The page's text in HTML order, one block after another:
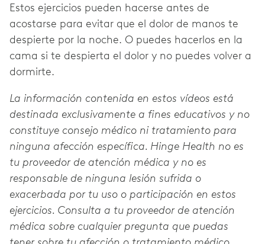
Estos ejercicios pueden hacerse antes de
acostarse para evitar que el dolor de manos te
despierte por la noche. O puedes hacerlos en la
cama si te despierta el dolor y no puedes volver a
dormirte.
La información contenida en estos vídeos está
destinada exclusivamente a fines educativos y no
constituye consejo médico ni tratamiento para
ninguna afección específica. Hinge Health no es
tu proveedor de atención médica y no es
responsable de ninguna lesión sufrida o
exacerbada por tu uso o participación en estos
ejercicios. Consulta a tu proveedor de atención
médica sobre cualquier pregunta que puedas